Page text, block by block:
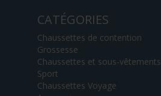
CATÉGORIES
Chaussettes de contention
Grossesse
Chaussettes et sous-vêtements
Sport
Chaussettes Voyage